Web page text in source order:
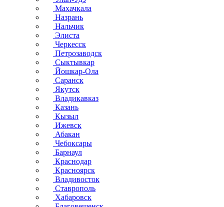
Махачкала
Назрань
Нальчик
Элиста
Черкесск
Петрозаводск
Сыктывкар
Йошкар-Ола
Саранск
Якутск
Владикавказ
Казань
Кызыл
Ижевск
Абакан
Чебоксары
Барнаул
Краснодар
Красноярск
Владивосток
Ставрополь
Хабаровск